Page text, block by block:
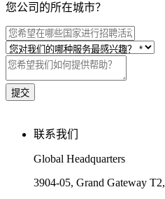
您公司的所在城市？
联系我们
Global Headquarters
3904-05, Grand Gateway T2,